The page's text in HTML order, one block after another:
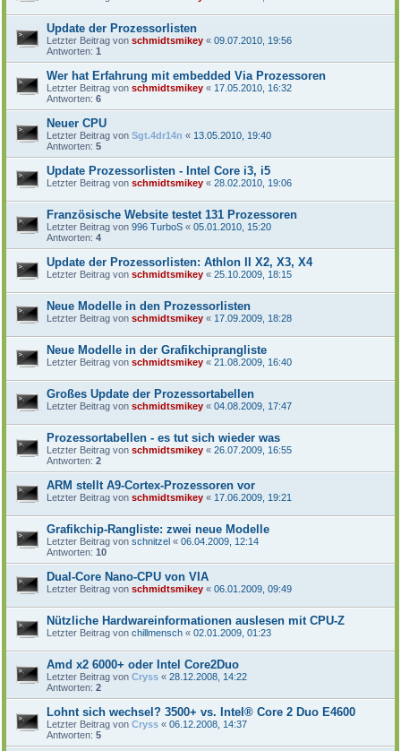
Update der Prozessorlisten
Letzter Beitrag von schmidtsmikey « 09.07.2010, 19:56
Antworten: 1
Wer hat Erfahrung mit embedded Via Prozessoren
Letzter Beitrag von schmidtsmikey « 17.05.2010, 16:32
Antworten: 6
Neuer CPU
Letzter Beitrag von Sgt.4dr14n « 13.05.2010, 19:40
Antworten: 5
Update Prozessorlisten - Intel Core i3, i5
Letzter Beitrag von schmidtsmikey « 28.02.2010, 19:06
Französische Website testet 131 Prozessoren
Letzter Beitrag von 996 TurboS « 05.01.2010, 15:20
Antworten: 4
Update der Prozessorlisten: Athlon II X2, X3, X4
Letzter Beitrag von schmidtsmikey « 25.10.2009, 18:15
Neue Modelle in den Prozessorlisten
Letzter Beitrag von schmidtsmikey « 17.09.2009, 18:28
Neue Modelle in der Grafikchiprangliste
Letzter Beitrag von schmidtsmikey « 21.08.2009, 16:40
Großes Update der Prozessortabellen
Letzter Beitrag von schmidtsmikey « 04.08.2009, 17:47
Prozessortabellen - es tut sich wieder was
Letzter Beitrag von schmidtsmikey « 26.07.2009, 16:55
Antworten: 2
ARM stellt A9-Cortex-Prozessoren vor
Letzter Beitrag von schmidtsmikey « 17.06.2009, 19:21
Grafikchip-Rangliste: zwei neue Modelle
Letzter Beitrag von schnitzel « 06.04.2009, 12:14
Antworten: 10
Dual-Core Nano-CPU von VIA
Letzter Beitrag von schmidtsmikey « 06.01.2009, 09:49
Nützliche Hardwareinformationen auslesen mit CPU-Z
Letzter Beitrag von chillmensch « 02.01.2009, 01:23
Amd x2 6000+ oder Intel Core2Duo
Letzter Beitrag von Cryss « 28.12.2008, 14:22
Antworten: 2
Lohnt sich wechsel? 3500+ vs. Intel® Core 2 Duo E4600
Letzter Beitrag von Cryss « 06.12.2008, 14:37
Antworten: 5